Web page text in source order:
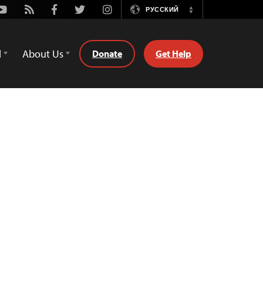
Rss FacebookTwitterInstagramРУССКИЙ
Switch
About Us Donate Get Help